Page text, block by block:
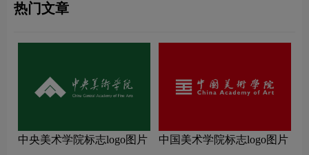
热门文章
中央美术学院标志logo图片 中国美术学院标志logo图片